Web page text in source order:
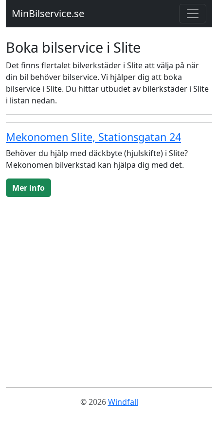
MinBilservice.se
Boka bilservice i Slite
Det finns flertalet bilverkstäder i Slite att välja på när
din bil behöver bilservice. Vi hjälper dig att boka
bilservice i Slite. Du hittar utbudet av bilerkstäder i Slite
i listan nedan.
Mekonomen Slite, Stationsgatan 24
Behöver du hjälp med däckbyte (hjulskifte) i Slite?
Mekonomen bilverkstad kan hjälpa dig med det.
Mer info
© 2026Windfall